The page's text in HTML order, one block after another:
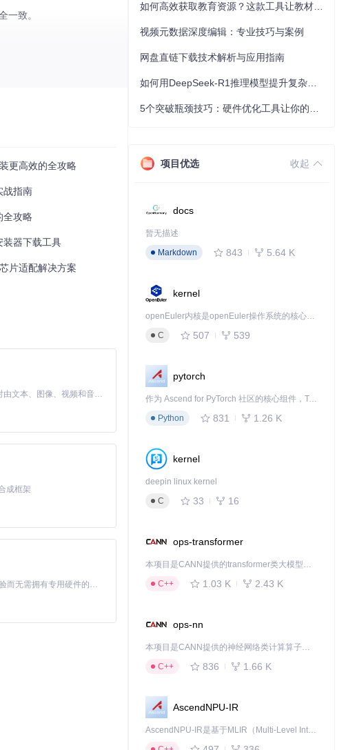
一致。
常用格式，满足从虚拟
用统一版本的操作系
具能够正确处理下载文
接方式不仅保证了文件的
需重新下载整个文件。
，可以安全删除不再需
更高效的全攻略
战指南
全攻略
装器下载工具
片适配解决方案
MiniMax H3 是一个通用的全模态生成系统。它支持对由文本、图像、视频和音频组成的多模态上下文进行统一理解，并能生成分辨率高达 2K、时长可达 15 秒的带原生立体声音频的视频。得益于面向任务泛化的系统设计，H3 在预训练阶段就已具备广泛的多模态上下文理解与生成能力，能够出色地执行复杂的多模态指令。
成框架
基于Python的Xiaozhi AI，适用于想要完整Xiaozhi体验而无需拥有专用硬件的用户。
视频元数据深度编辑：专业技巧与案例
网盘直链下载技术解析与应用指南
项目优选 收起
docs
暂无描述
Markdown
843 5.64 K
kernel
openEuler内核是openEuler操作系统的核心，既是系统性能与稳定性的基石，也是连接处理器、设备与服务的桥梁。
C
507 539
pytorch
作为 Ascend for PyTorch 社区的核心组件，TorchNPU 是昇腾专为 PyTorch 打造的深度学习适配插件，使 PyTorch 框架能够直接调用昇腾 NPU，为开发者提供昇腾 AI 处理器的超强算力。
Python
831 1.26 K
kernel
deepin linux kernel
C
33 16
ops-transformer
本项目是CANN提供的transformer类大模型算子库，实现网络在NPU上加速计算。
C++
1.03 K 2.43 K
ops-nn
本项目是CANN提供的神经网络类计算算子库，实现网络在NPU上加速计算。
C++
836 1.66 K
AscendNPU-IR
AscendNPU-IR是基于MLIR（Multi-Level Intermediate Representation）构建的，面向昇腾亲和算子编译时使用的中间表示，提供昇腾完备表达能力，通过编译优化提升昇腾AI处理器计算效率，支持通过生态框架使能昇腾AI处理器与深度调优